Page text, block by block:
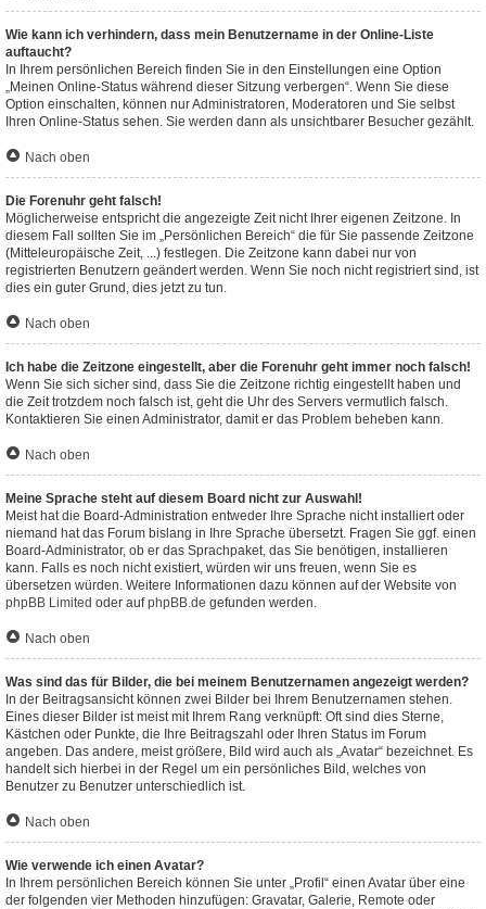
Wie kann ich verhindern, dass mein Benutzername in der Online-Liste
auftaucht?
In Ihrem persönlichen Bereich finden Sie in den Einstellungen eine Option
„Meinen Online-Status während dieser Sitzung verbergen“. Wenn Sie diese
Option einschalten, können nur Administratoren, Moderatoren und Sie selbst
Ihren Online-Status sehen. Sie werden dann als unsichtbarer Besucher gezählt.
Nach oben
Die Forenuhr geht falsch!
Möglicherweise entspricht die angezeigte Zeit nicht Ihrer eigenen Zeitzone. In
diesem Fall sollten Sie im „Persönlichen Bereich“ die für Sie passende Zeitzone
(Mitteleuropäische Zeit, ...) festlegen. Die Zeitzone kann dabei nur von
registrierten Benutzern geändert werden. Wenn Sie noch nicht registriert sind, ist
dies ein guter Grund, dies jetzt zu tun.
Nach oben
Ich habe die Zeitzone eingestellt, aber die Forenuhr geht immer noch falsch!
Wenn Sie sich sicher sind, dass Sie die Zeitzone richtig eingestellt haben und
die Zeit trotzdem noch falsch ist, geht die Uhr des Servers vermutlich falsch.
Kontaktieren Sie einen Administrator, damit er das Problem beheben kann.
Nach oben
Meine Sprache steht auf diesem Board nicht zur Auswahl!
Meist hat die Board-Administration entweder Ihre Sprache nicht installiert oder
niemand hat das Forum bislang in Ihre Sprache übersetzt. Fragen Sie ggf. einen
Board-Administrator, ob er das Sprachpaket, das Sie benötigen, installieren
kann. Falls es noch nicht existiert, würden wir uns freuen, wenn Sie es
übersetzen würden. Weitere Informationen dazu können auf der Website von
phpBB Limited oder aufphpBB.de gefunden werden.
Nach oben
Was sind das für Bilder, die bei meinem Benutzernamen angezeigt werden?
In der Beitragsansicht können zwei Bilder bei Ihrem Benutzernamen stehen.
Eines dieser Bilder ist meist mit Ihrem Rang verknüpft: Oft sind dies Sterne,
Kästchen oder Punkte, die Ihre Beitragszahl oder Ihren Status im Forum
angeben. Das andere, meist größere, Bild wird auch als „Avatar“ bezeichnet. Es
handelt sich hierbei in der Regel um ein persönliches Bild, welches von
Benutzer zu Benutzer unterschiedlich ist.
Nach oben
Wie verwende ich einen Avatar?
In Ihrem persönlichen Bereich können Sie unter „Profil“ einen Avatar über eine
der folgenden vier Methoden hinzufügen: Gravatar, Galerie, Remote oder